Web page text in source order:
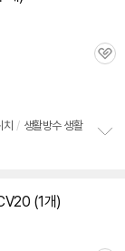
관
치 / 생활방수 생활
(1개)